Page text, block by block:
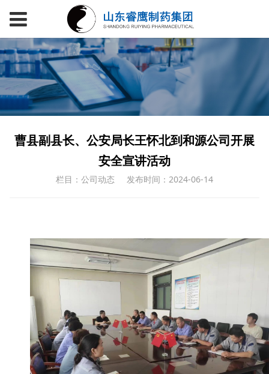
曹县副县长、公安局长王怀北到和源公司开展
安全宣讲活动
栏目：公司动态 发布时间：2024-06-14